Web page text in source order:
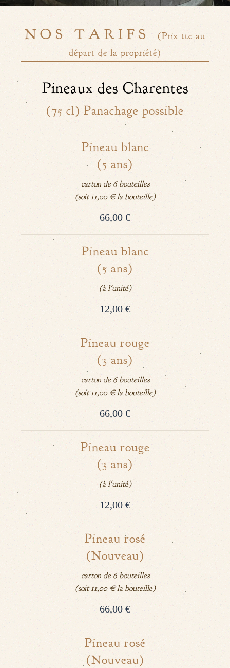
NOS TARIFS
(Prix ttc au
départ de la propriété)
Pineaux des Charentes
(75 cl) Panachage possible
Pineau blanc
(5 ans)
carton de 6 bouteilles
(soit 11,00 € la bouteille)
66,00 €
Pineau blanc
(5 ans)
(à l'unité)
12,00 €
Pineau rouge
(3 ans)
carton de 6 bouteilles
(soit 11,00 € la bouteille)
66,00 €
Pineau rouge
(3 ans)
(à l'unité)
12,00 €
Pineau rosé
(Nouveau)
carton de 6 bouteilles
(soit 11,00 € la bouteille)
66,00 €
Pineau rosé
(Nouveau)